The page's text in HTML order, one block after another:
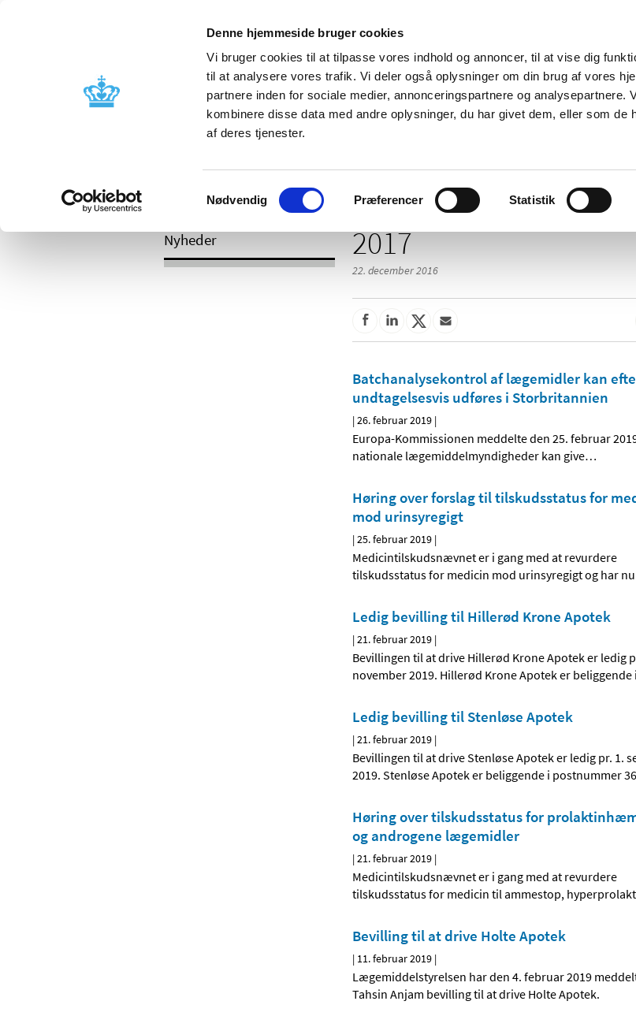
Denne hjemmeside bruger cookies
Vi bruger cookies til at tilpasse vores indhold og annoncer, til at vise dig
til at analysere vores trafik. Vi deler også oplysninger om din brug af vores
partnere inden for sociale medier, annonceringspartnere og analysepartnere.
kombinere disse data med andre oplysninger, du har givet dem, eller som de
af deres tjenester.
Samtykkevalg
Nødvendig Præferencer Statistik
Nyheder Om os
Godkendelse og
Bivirkninger og
produktinformation
Tilskud og
Apoteker og
/ 2017
Nyheder 2017
22. december 2016
Batchanalysekontrol af lægemidler kan
undtagelsesvis udføres i Storbritannien
|26. februar 2019 |
Europa-Kommissionen meddelte den 25. februar
nationale lægemiddelmyndigheder kan give…
Høring over forslag til tilskudsstatus for
mod urinsyregigt
|25. februar 2019 |
Medicintilskudsnævnet er i gang med at revurdere
tilskudsstatus for medicin mod urinsyregigt og har nu
Ledig bevilling til Hillerød Krone Apotek
|21. februar 2019 |
Bevillingen til at drive Hillerød Krone Apotek er ledig
november 2019. Hillerød Krone Apotek er beliggende i
Ledig bevilling til Stenløse Apotek
|21. februar 2019 |
Bevillingen til at drive Stenløse Apotek er ledig pr. 1.
2019. Stenløse Apotek er beliggende i postnummer
Høring over tilskudsstatus for
og androgene lægemidler
|21. februar 2019 |
Medicintilskudsnævnet er i gang med at revurdere
tilskudsstatus for medicin til ammestop,
Bevilling til at drive Holte Apotek
| 11. februar 2019 |
Lægemiddelstyrelsen har den 4. februar 2019
Tahsin Anjam bevilling til at drive Holte Apotek.